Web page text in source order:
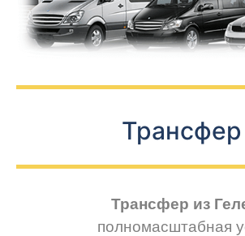
Трансфер
Трансфер из
полномасштабная